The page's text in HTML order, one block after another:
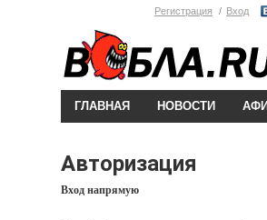
Регистрация Вход
ГЛАВНАЯ НОВОСТИ
Авторизация
Вход напрямую